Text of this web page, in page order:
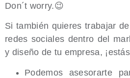
Don´t worry.😉
Si también quieres trabajar
redes sociales dentro del
y diseño de tu empresa,
Podemos asesorarte